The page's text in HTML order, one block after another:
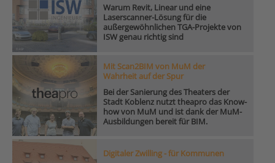
Warum Revit, Linear und eine
Laserscanner-Lösung für die
außergewöhnlichen TGA-Projekte von
ISW genau richtig sind
Mit Scan2BIM von MuM der
Wahrheit auf der Spur
Bei der Sanierung des Theaters der
Stadt Koblenz nutzt theapro das Know-
how von MuM und ist dank der MuM-
Ausbildungen bereit für BIM.
Digitaler Zwilling - für Kommunen